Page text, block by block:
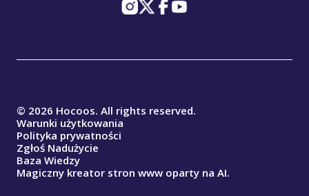
© 2026 Hocoos. All rights reserved.
Warunki użytkowania
Polityka prywatności
Zgłoś Nadużycie
Baza Wiedzy
Magiczny kreator stron www oparty na AI.